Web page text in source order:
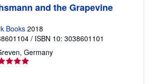
and the Grapevine
Books 2018
/ ISBN 10: 3038601101
Germany